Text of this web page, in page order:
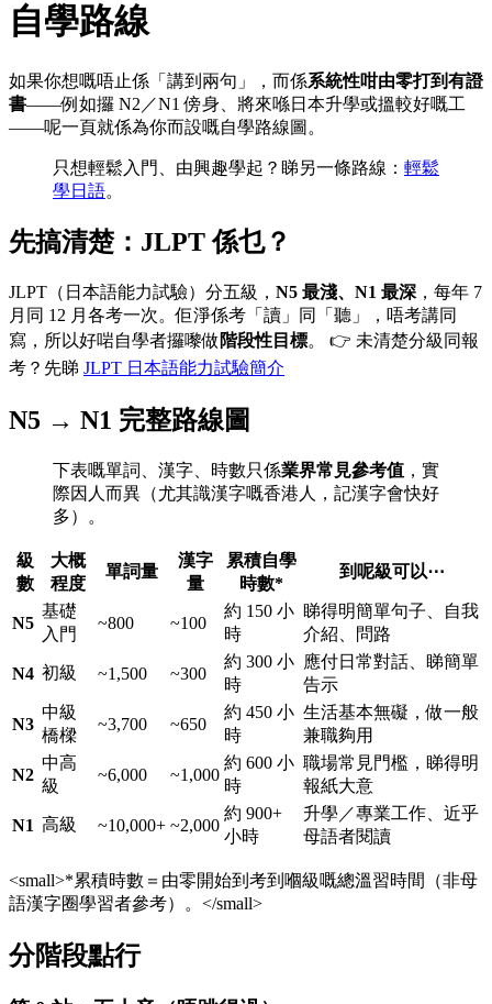
自學路線
如果你想嘅唔止係「講到兩句」，而係系統性咁由零打到有證
書——例如攞 N2／N1 傍身、將來喺日本升學或搵較好嘅工
——呢一頁就係為你而設嘅自學路線圖。
只想輕鬆入門、由興趣學起？睇另一條路線： 輕鬆
學日語。
先搞清楚：JLPT 係乜？
JLPT（日本語能力試驗）分五級， N5 最淺、N1 最深 ，每年 7
月同 12 月各考一次。佢淨係考「讀」同「聽」，唔考講同
寫，所以好啱自學者攞嚟做階段性目標。 👉 未清楚分級同報
考？先睇 JLPT 日本語能力試驗簡介
N5 → N1 完整路線圖
下表嘅單詞、漢字、時數只係業界常見參考值 ，實
際因人而異（尤其識漢字嘅香港人，記漢字會快好
多）。
級
數
大概
程度
單詞量
漢字
量
累積自學
時數*
到呢級可以⋯
N5
基礎
入門
~800 ~100
約 150 小
時
睇得明簡單句子、自我
介紹、問路
N4 初級 ~1,500 ~300
約 300 小
時
應付日常對話、睇簡單
告示
N3
中級
橋樑
~3,700 ~650
約 450 小
時
生活基本無礙，做一般
兼職夠用
N2
中高
級
~6,000 ~1,000
約 600 小
時
職場常見門檻，睇得明
報紙大意
N1 高級 ~10,000+ ~2,000
約 900+
小時
升學／專業工作、近乎
母語者閱讀
<small>*累積時數＝由零開始到考到嗰級嘅總溫習時間（非母
語漢字圈學習者參考）。</small>
分階段點行